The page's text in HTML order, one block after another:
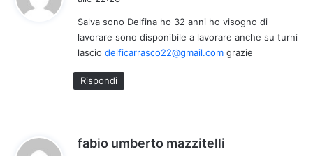
e
t
t
o
:
Salva sono Delfina ho 32 anni ho visogno di
lavorare sono disponibile a lavorare anche su turni
lascio delficarrasco22@gmail.com grazie
Rispondi
fabio umberto mazzitelli